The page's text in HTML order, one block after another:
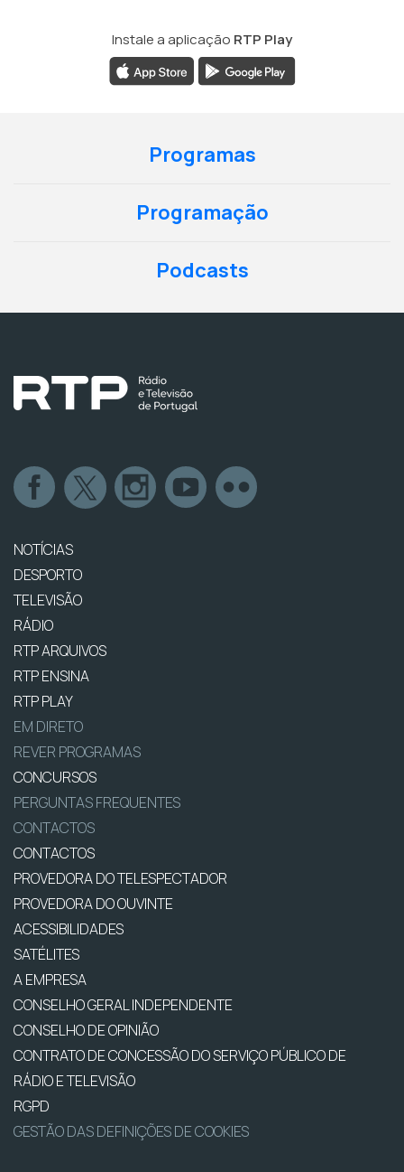
Instale a aplicação RTP Play
Programas
Programação
Podcasts
NOTÍCIAS
DESPORTO
TELEVISÃO
RÁDIO
RTP ARQUIVOS
RTP ENSINA
RTP PLAY
EM DIRETO
REVER PROGRAMAS
CONCURSOS
PERGUNTAS FREQUENTES
CONTACTOS
CONTACTOS
PROVEDORA DO TELESPECTADOR
PROVEDORA DO OUVINTE
ACESSIBILIDADES
SATÉLITES
A EMPRESA
CONSELHO GERAL INDEPENDENTE
CONSELHO DE OPINIÃO
CONTRATO DE CONCESSÃO DO SERVIÇO PÚBLICO DE
RÁDIO E TELEVISÃO
RGPD
GESTÃO DAS DEFINIÇÕES DE COOKIES